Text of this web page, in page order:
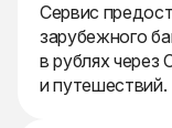
Сервис
зарубежного
в рублях
и путешествий.